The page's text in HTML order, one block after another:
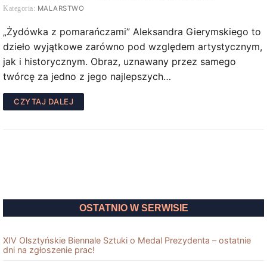
MALARSTWO
„Żydówka z pomarańczami” Aleksandra Gierymskiego to
dzieło wyjątkowe zarówno pod względem artystycznym,
jak i historycznym. Obraz, uznawany przez samego
twórcę za jedno z jego najlepszych…
CZYTAJ DALEJ
OSTATNIO W SERWISIE
XIV Olsztyńskie Biennale Sztuki o Medal Prezydenta – ostatnie
dni na zgłoszenie prac!